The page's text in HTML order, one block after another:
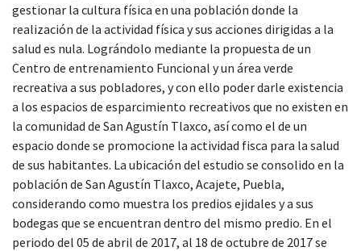
gestionar la cultura física en una población donde la
realización de la actividad física y sus acciones dirigidas a la
salud es nula. Lográndolo mediante la propuesta de un
Centro de entrenamiento Funcional y un área verde
recreativa a sus pobladores, y con ello poder darle existencia
a los espacios de esparcimiento recreativos que no existen en
la comunidad de San Agustín Tlaxco, así como el de un
espacio donde se promocione la actividad fisca para la salud
de sus habitantes. La ubicación del estudio se consolido en la
población de San Agustín Tlaxco, Acajete, Puebla,
considerando como muestra los predios ejidales y a sus
bodegas que se encuentran dentro del mismo predio. En el
periodo del 05 de abril de 2017, al 18 de octubre de 2017 se